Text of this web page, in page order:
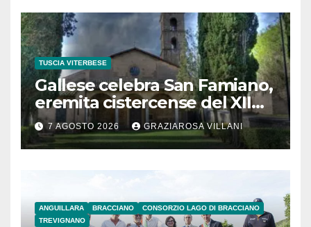
TUSCIA VITERBESE
Gallese celebra San Famiano,
eremita cistercense del XII
secolo
7 AGOSTO 2026 GRAZIAROSA VILLANI
ANGUILLARA BRACCIANO
CONSORZIO LAGO DI BRACCIANO
TREVIGNANO